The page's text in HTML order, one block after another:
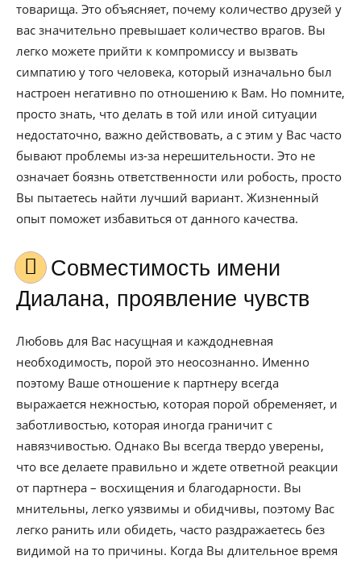
товарища. Это объясняет, почему количество друзей у
вас значительно превышает количество врагов. Вы
легко можете прийти к компромиссу и вызвать
симпатию у того человека, который изначально был
настроен негативно по отношению к Вам. Но помните,
просто знать, что делать в той или иной ситуации
недостаточно, важно действовать, а с этим у Вас часто
бывают проблемы из-за нерешительности. Это не
означает боязнь ответственности или робость, просто
Вы пытаетесь найти лучший вариант. Жизненный
опыт поможет избавиться от данного качества.
Совместимость имени
Диалана, проявление чувств
Любовь для Вас насущная и каждодневная
необходимость, порой это неосознанно. Именно
поэтому Ваше отношение к партнеру всегда
выражается нежностью, которая порой обременяет, и
заботливостью, которая иногда граничит с
навязчивостью. Однако Вы всегда твердо уверены,
что все делаете правильно и ждете ответной реакции
от партнера – восхищения и благодарности. Вы
мнительны, легко уязвимы и обидчивы, поэтому Вас
легко ранить или обидеть, часто раздражаетесь без
видимой на то причины. Когда Вы длительное время